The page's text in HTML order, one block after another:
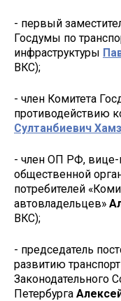
- первый
Госдумы по
инфраструктуры
ВКС);
- член Комитета
противодействию
Султанбиевич
- член ОП РФ, вице-
общественной
потребителей
автовладельцев»
ВКС);
- председатель
развитию
Законодательного
Петербурга